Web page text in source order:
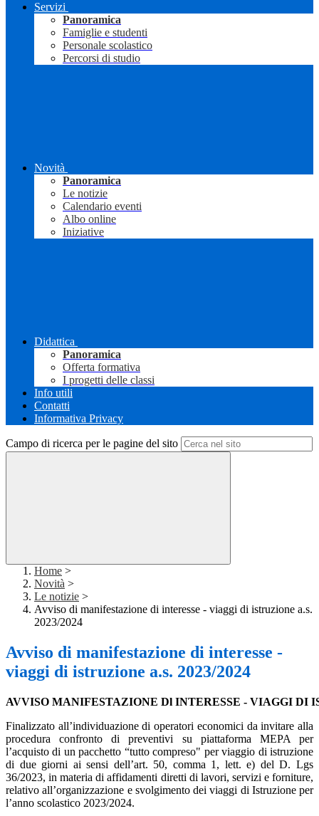
Servizi
Panoramica
Famiglie e studenti
Personale scolastico
Percorsi di studio
Novità
Panoramica
Le notizie
Calendario eventi
Albo online
Iniziative
Didattica
Panoramica
Offerta formativa
I progetti delle classi
Info utili
Contatti
Informativa Privacy
Campo di ricerca per le pagine del sito
Home >
Novità >
Le notizie >
Avviso di manifestazione di interesse - viaggi di istruzione a.s.
2023/2024
Avviso di manifestazione di interesse -
viaggi di istruzione a.s. 2023/2024
AVVISO MANIFESTAZIONE Dl INTERESSE - VIAGGI DI
Finalizzato all’individuazione di operatori economici da invitare alla
procedura confronto di preventivi su piattaforma MEPA per
l’acquisto di un pacchetto “tutto compreso" per viaggio di istruzione
di due giorni ai sensi dell’art. 50, comma 1, lett. e) del D. Lgs
36/2023,in materia di affidamenti diretti di lavori, servizi e forniture,
relativo all’organizzazione e svolgimento dei viaggi di Istruzione per
l’anno scolastico 2023/2024.